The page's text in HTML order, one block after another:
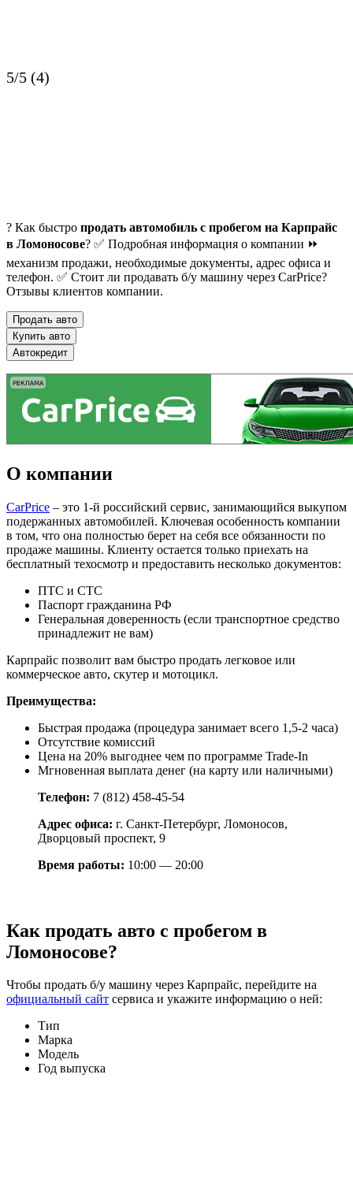
5/5 (4)
? Как быстро продать автомобиль с пробегом на Карпрайс
в Ломоносове? ✅ Подробная информация о компании ⏩
механизм продажи, необходимые документы, адрес офиса и
телефон. ✅ Стоит ли продавать б/у машину через CarPrice?
Отзывы клиентов компании.
Продать авто
Купить авто
Автокредит
О компании
CarPrice – это 1-й российский сервис, занимающийся выкупом
подержанных автомобилей. Ключевая особенность компании
в том, что она полностью берет на себя все обязанности по
продаже машины. Клиенту остается только приехать на
бесплатный техосмотр и предоставить несколько документов:
ПТС и СТС
Паспорт гражданина РФ
Генеральная доверенность (если транспортное средство
принадлежит не вам)
Карпрайс позволит вам быстро продать легковое или
коммерческое авто, скутер и мотоцикл.
Преимущества:
Быстрая продажа (процедура занимает всего 1,5-2 часа)
Отсутствие комиссий
Цена на 20% выгоднее чем по программе Trade-In
Мгновенная выплата денег (на карту или наличными)
Телефон: 7 (812) 458-45-54
Адрес офиса: г. Санкт-Петербург, Ломоносов,
Дворцовый проспект, 9
Время работы: 10:00 — 20:00
Как продать авто с пробегом в
Ломоносове?
Чтобы продать б/у машину через Карпрайс, перейдите на
официальный сайт сервиса и укажите информацию о ней:
Тип
Марка
Модель
Год выпуска